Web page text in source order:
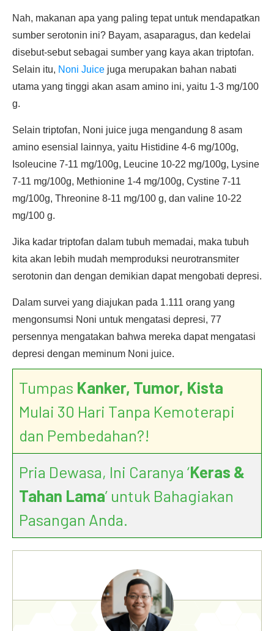
Nah, makanan apa yang paling tepat untuk mendapatkan
sumber serotonin ini? Bayam, asaparagus, dan kedelai
disebut-sebut sebagai sumber yang kaya akan triptofan.
Selain itu, Noni Juice juga merupakan bahan nabati
utama yang tinggi akan asam amino ini, yaitu 1-3 mg/100
g.
Selain triptofan, Noni juice juga mengandung 8 asam
amino esensial lainnya, yaitu Histidine 4-6 mg/100g,
Isoleucine 7-11 mg/100g, Leucine 10-22 mg/100g, Lysine
7-11 mg/100g, Methionine 1-4 mg/100g, Cystine 7-11
mg/100g, Threonine 8-11 mg/100 g, dan valine 10-22
mg/100 g.
Jika kadar triptofan dalam tubuh memadai, maka tubuh
kita akan lebih mudah memproduksi neurotransmiter
serotonin dan dengan demikian dapat mengobati depresi.
Dalam survei yang diajukan pada 1.111 orang yang
mengonsumsi Noni untuk mengatasi depresi, 77
persennya mengatakan bahwa mereka dapat mengatasi
depresi dengan meminum Noni juice.
Tumpas Kanker, Tumor, Kista
Mulai 30 Hari Tanpa Kemoterapi
dan Pembedahan?!
Pria Dewasa, Ini Caranya ‘Keras &
Tahan Lama’ untuk Bahagiakan
Pasangan Anda.